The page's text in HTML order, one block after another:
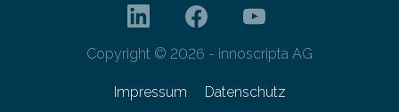
Copyright © 2026 - innoscripta AG
Impressum Datenschutz